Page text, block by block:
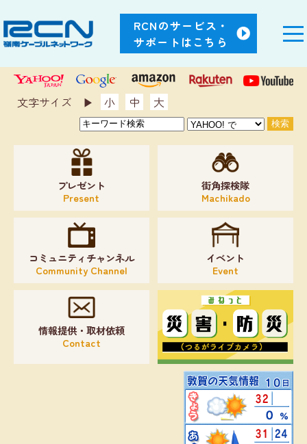
RCNのサービス・
サポートはこちら
文字サイズ ▶︎ 小 中 大
プレゼント
Present
街角探検隊
Machikado
コミュニティチャンネル
Community Channel
イベント
Event
情報提供・取材依頼
Contact